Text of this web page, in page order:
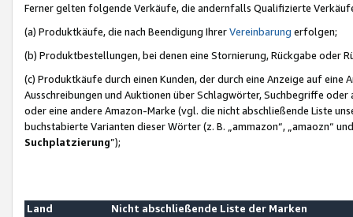
Ferner gelten folgende Verkäufe, die andernfalls Qualifizierte
(a) Produktkäufe, die nach Beendigung IhrerVereinbarung erfolgen;
(b) Produktbestellungen, bei denen eine Stornierung, Rückgabe oder
(c) Produktkäufe durch einen Kunden, der durch eine Anzeige auf
Ausschreibungen und Auktionen über Schlagwörter, Suchbegriffe
oder eine andere Amazon-Marke (vgl. die nicht abschließende Liste
buchstabierte Varianten dieser Wörter (z. B. „ammazon“, „amaozn“
Suchplatzierung”);
Land
Nicht abschließende Liste der Marken